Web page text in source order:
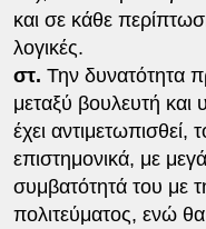
και σε κάθε
λογικές.
στ. Την δυνατότητα
μεταξύ βουλευτή
έχει αντιμετωπισθεί,
επιστημονικά, με
συμβατότητά του με
πολιτεύματος, ενώ